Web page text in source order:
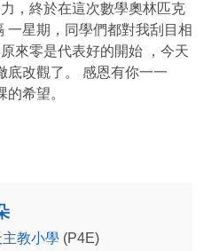
終於在這次數學奧林匹克
一星期，同學們都對我刮目相
來零是代表好的開始 ，今天
底改觀了。 感恩有你一一
希望。
教小學 (P4E)